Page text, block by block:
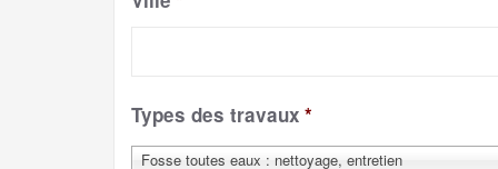
Types des travaux *
Fosse toutes eaux : nettoyage, entretien